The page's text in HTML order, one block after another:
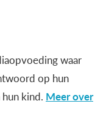
waar
op hun
kind. Meer over